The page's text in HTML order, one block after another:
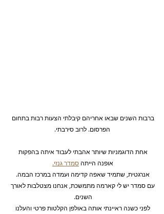
ברבות השנים שבאו אחריהם קיבלתי הצעות רבות בתחום
הפרסום. לרוב סירבתי.
אחת הדוגמניות שיותר אהבתי לעבוד איתה בהפקות
אופנה הייתה סמדר גנזי.
אנרגטית, שתמיד שאפה קדימה ועמדה במרכז הבמה.
עם סמדר יש לי קארמה מתמשכת, אנחנו מצטלבות לאורך
השנים.
לפני כשנה ראיינתי אותה באולפן הקלטות פרטי והעלנו